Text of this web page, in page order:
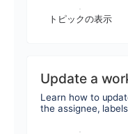
トピックの表示
Update a
Learn how to
the assignee,